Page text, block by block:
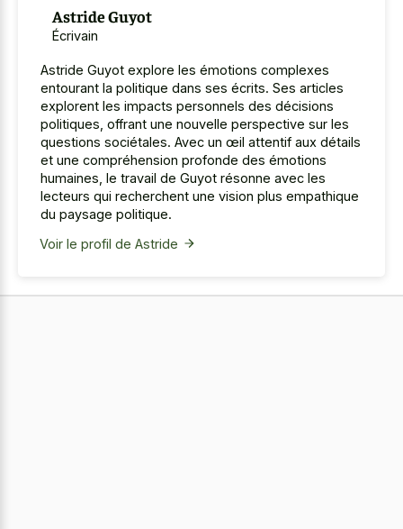
Astride Guyot
Écrivain
Astride Guyot explore les émotions complexes
entourant la politique dans ses écrits. Ses articles
explorent les impacts personnels des décisions
politiques, offrant une nouvelle perspective sur les
questions sociétales. Avec un œil attentif aux détails
et une compréhension profonde des émotions
humaines, le travail de Guyot résonne avec les
lecteurs qui recherchent une vision plus empathique
du paysage politique.
Voir le profil de Astride